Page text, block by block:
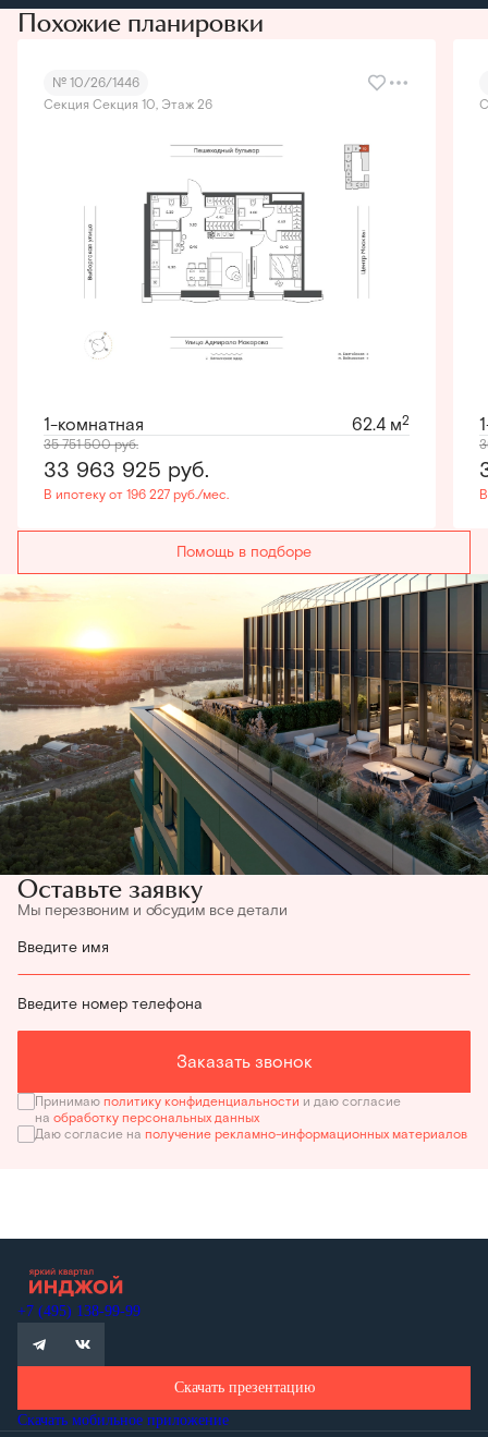
Похожие планировки
№ 10/26/1446
Секция Секция 10, Этаж 26
1-комнатная 62.4 м2
35 751 500руб.
33 963 925 руб.
В ипотеку от 196 227 руб./мес.
Помощь в подборе
Оставьте заявку
Мы перезвоним и обсудим все детали
Введите имя
Введите номер телефона
Заказать звонок
Принимаю политику конфиденциальности и даю согласие
на обработку персональных данных
Даю согласие на получение рекламно-информационных материалов
+7 (495) 138-99-99
Скачать презентацию
Скачать мобильное приложение